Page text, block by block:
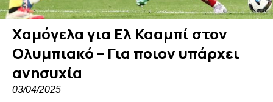
Χαμόγελα για Ελ Κααμπί στον
Ολυμπιακό – Για ποιον υπάρχει
ανησυχία
03/04/2025